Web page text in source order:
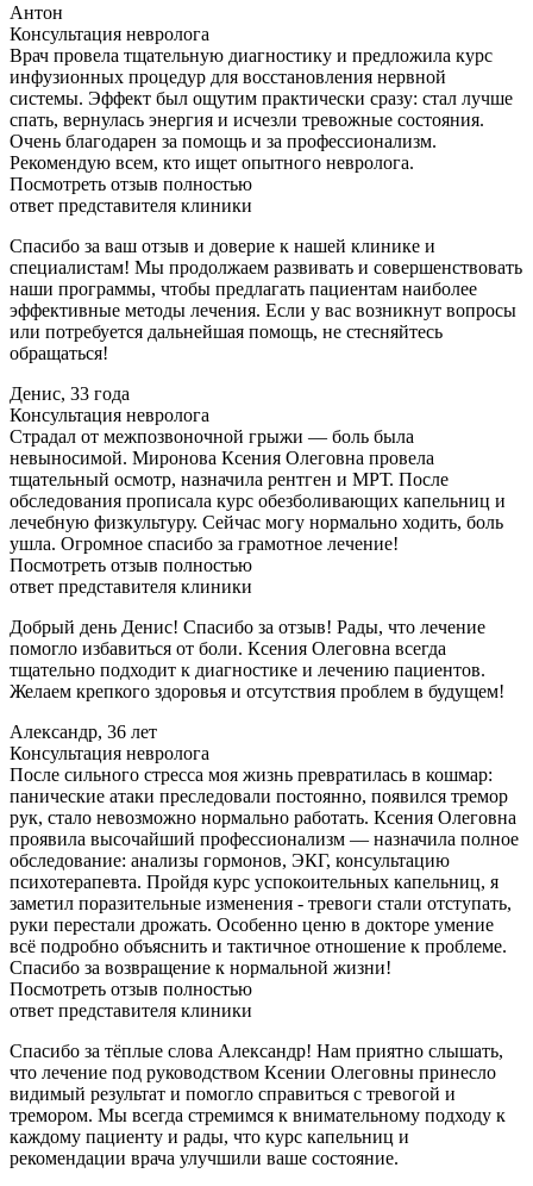
Антон
Консультация невролога
Врач провела тщательную диагностику и предложила курс
инфузионных процедур для восстановления нервной
системы. Эффект был ощутим практически сразу: стал лучше
спать, вернулась энергия и исчезли тревожные состояния.
Очень благодарен за помощь и за профессионализм.
Рекомендую всем, кто ищет опытного невролога.
Посмотреть отзыв полностью
ответ представителя клиники
Спасибо за ваш отзыв и доверие к нашей клинике и
специалистам! Мы продолжаем развивать и совершенствовать
наши программы, чтобы предлагать пациентам наиболее
эффективные методы лечения. Если у вас возникнут вопросы
или потребуется дальнейшая помощь, не стесняйтесь
обращаться!
Денис, 33 года
Консультация невролога
Страдал от межпозвоночной грыжи — боль была
невыносимой. Миронова Ксения Олеговна провела
тщательный осмотр, назначила рентген и МРТ. После
обследования прописала курс обезболивающих капельниц и
лечебную физкультуру. Сейчас могу нормально ходить, боль
ушла. Огромное спасибо за грамотное лечение!
Посмотреть отзыв полностью
ответ представителя клиники
Добрый день Денис! Спасибо за отзыв! Рады, что лечение
помогло избавиться от боли. Ксения Олеговна всегда
тщательно подходит к диагностике и лечению пациентов.
Желаем крепкого здоровья и отсутствия проблем в будущем!
Александр, 36 лет
Консультация невролога
После сильного стресса моя жизнь превратилась в кошмар:
панические атаки преследовали постоянно, появился тремор
рук, стало невозможно нормально работать. Ксения Олеговна
проявила высочайший профессионализм — назначила полное
обследование: анализы гормонов, ЭКГ, консультацию
психотерапевта. Пройдя курс успокоительных капельниц, я
заметил поразительные изменения - тревоги стали отступать,
руки перестали дрожать. Особенно ценю в докторе умение
всё подробно объяснить и тактичное отношение к проблеме.
Спасибо за возвращение к нормальной жизни!
Посмотреть отзыв полностью
ответ представителя клиники
Спасибо за тёплые слова Александр! Нам приятно слышать,
что лечение под руководством Ксении Олеговны принесло
видимый результат и помогло справиться с тревогой и
тремором. Мы всегда стремимся к внимательному подходу к
каждому пациенту и рады, что курс капельниц и
рекомендации врача улучшили ваше состояние.